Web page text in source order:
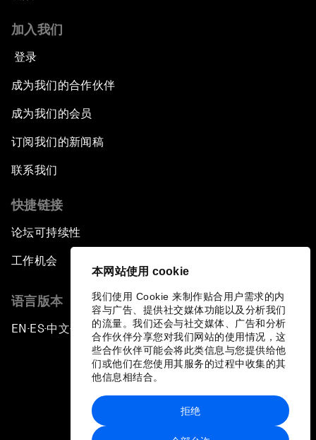
本网站使用 cookie
我们使用 Cookie 来制作贴合用户需求的内
容与广告、提供社交媒体功能以及分析我们
的流量。我们还会与社交媒体、广告和分析
合作伙伴分享您对我们网站的使用情况，这
些合作伙伴可能会将此类信息与您提供给他
们或他们在您使用其服务的过程中收集的其
他信息相结合。
拒绝
加入我们
登录
成为我们的合作伙伴
成为我们的会员
订阅我们的新闻稿
联系我们
快捷链接
论坛可持续性
工作机会
语言版本
EN ▪ES▪中文▪ 日本語